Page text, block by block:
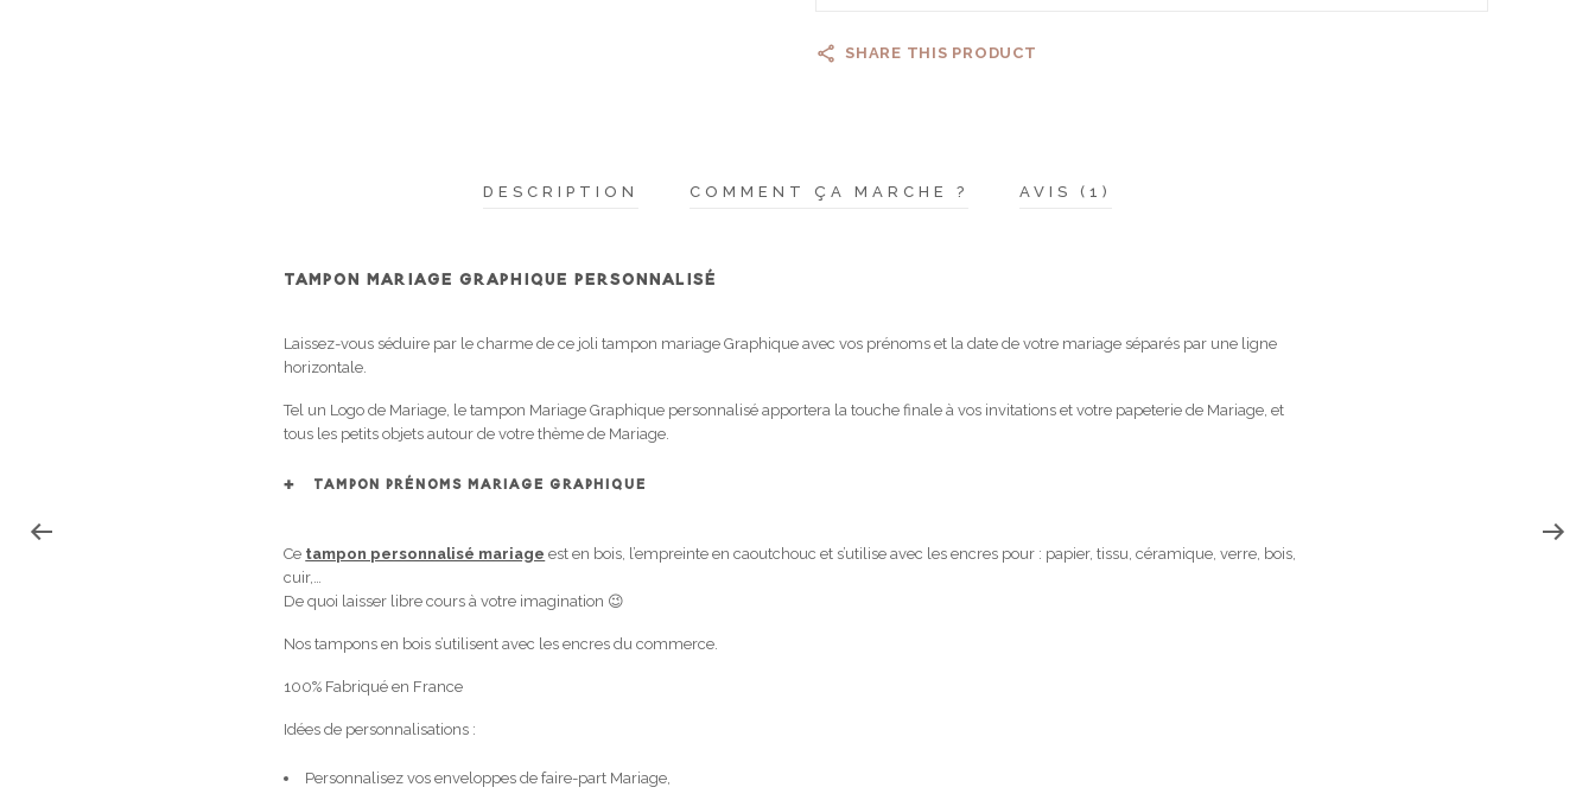
SHARE THIS PRODUCT
DESCRIPTION COMMENT ÇA MARCHE ? AVIS (1)
TAMPON MARIAGE GRAPHIQUE PERSONNALISÉ
Laissez-vous séduire par le charme de ce joli tampon mariage Graphique avec vos prénoms et la date de votre mariage séparés par une ligne
horizontale.
Tel un Logo de Mariage, le tampon Mariage Graphique personnalisé apportera la touche finale à vos invitations et votre papeterie de Mariage, et
tous les petits objets autour de votre thème de Mariage.
TAMPON PRÉNOMS MARIAGE GRAPHIQUE
Ce tampon personnalisé mariage est en bois, l’empreinte en caoutchouc et s’utilise avec les encres pour : papier, tissu, céramique, verre, bois,
cuir,…
De quoi laisser libre cours à votre imagination 😉
Nos tampons en bois s’utilisent avec les encres du commerce.
100% Fabriqué en France
Idées de personnalisations :
Personnalisez vos enveloppes de faire-part Mariage,